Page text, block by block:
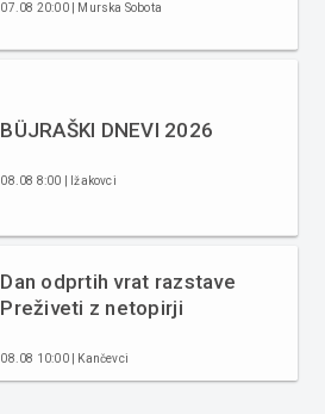
07.08 20:00 | Murska Sobota
BÜJRAŠKI DNEVI 2026
08.08 8:00 | Ižakovci
Dan odprtih vrat razstave
Preživeti z netopirji
08.08 10:00 | Kančevci